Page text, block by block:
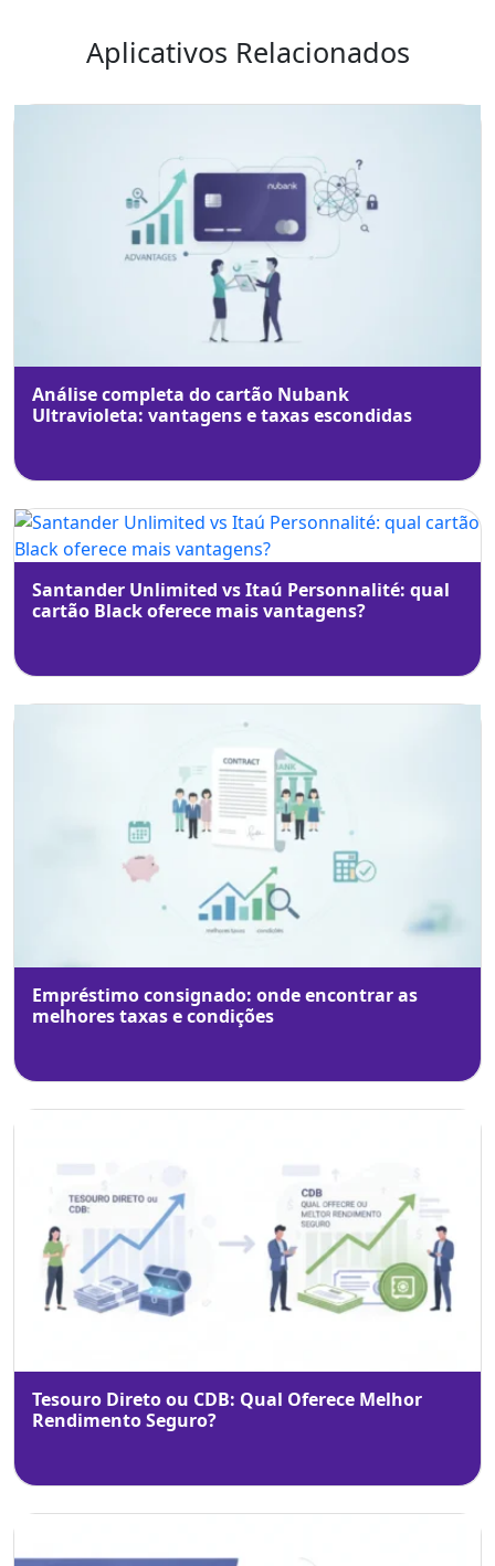
Aplicativos Relacionados
Análise completa do cartão Nubank
Ultravioleta: vantagens e taxas escondidas
Santander Unlimited vs Itaú Personnalité: qual
cartão Black oferece mais vantagens?
Empréstimo consignado: onde encontrar as
melhores taxas e condições
Tesouro Direto ou CDB: Qual Oferece Melhor
Rendimento Seguro?